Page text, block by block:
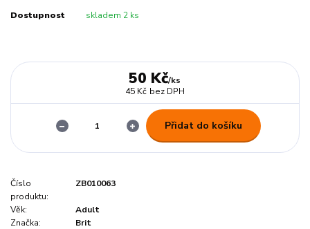
Dostupnost skladem 2 ks
50 Kč/ks
45 Kč bez DPH
Přidat do košíku
Číslo
produktu:
ZB010063
Věk:
Adult
Značka:
Brit